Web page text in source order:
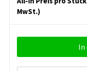
MwSt.)
In